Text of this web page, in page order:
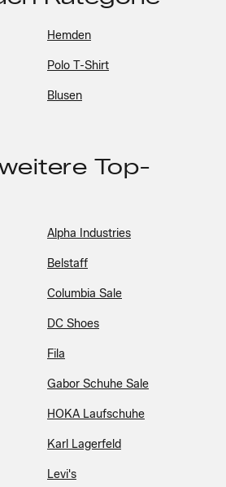
Hemden
Polo T-Shirt
Blusen
Top-
Alpha Industries
Belstaff
Columbia Sale
DC Shoes
Fila
Gabor Schuhe Sale
HOKA Laufschuhe
Karl Lagerfeld
Levi's